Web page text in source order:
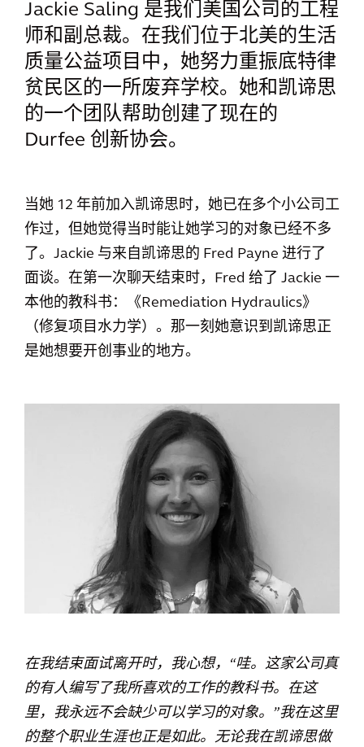
Jackie Saling 是我们美国公司的工程
师和副总裁。在我们位于北美的生活
质量公益项目中，她努力重振底特律
贫民区的一所废弃学校。她和凯谛思
的一个团队帮助创建了现在的
Durfee 创新协会。
当她 12 年前加入凯谛思时，她已在多个小公司工
作过，但她觉得当时能让她学习的对象已经不多
了。Jackie 与来自凯谛思的 Fred Payne 进行了
面谈。在第一次聊天结束时，Fred 给了 Jackie 一
本他的教科书：《Remediation Hydraulics》
（修复项目水力学）。那一刻她意识到凯谛思正
是她想要开创事业的地方。
在我结束面试离开时，我心想，“哇。这家公司真
的有人编写了我所喜欢的工作的教科书。在这
里，我永远不会缺少可以学习的对象。”我在这里
的整个职业生涯也正是如此。无论我在凯谛思做